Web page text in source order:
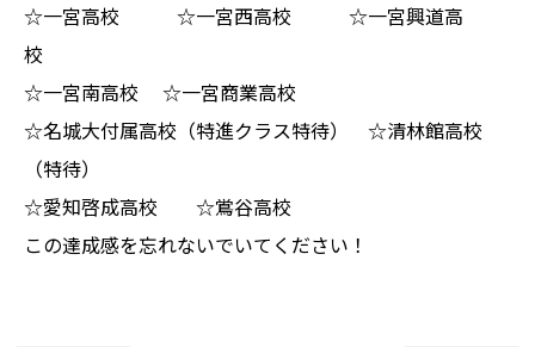
☆一宮高校 ☆一宮西高校 ☆一宮興道高
校
☆一宮南高校 ☆一宮商業高校
☆名城大付属高校（特進クラス特待） ☆清林館高校
（特待）
☆愛知啓成高校 ☆鴬谷高校
この達成感を忘れないでいてください！